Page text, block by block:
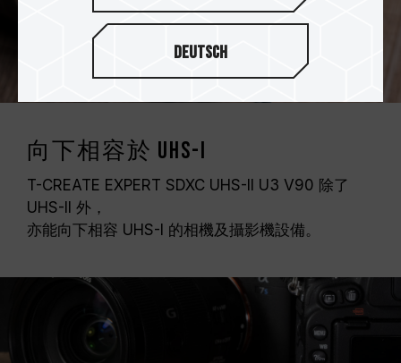
向下相容於 UHS-I
T-CREATE EXPERT SDXC UHS-II U3 V90 除了
UHS-II 外，
亦能向下相容 UHS-I 的相機及攝影機設備。
Deutsch